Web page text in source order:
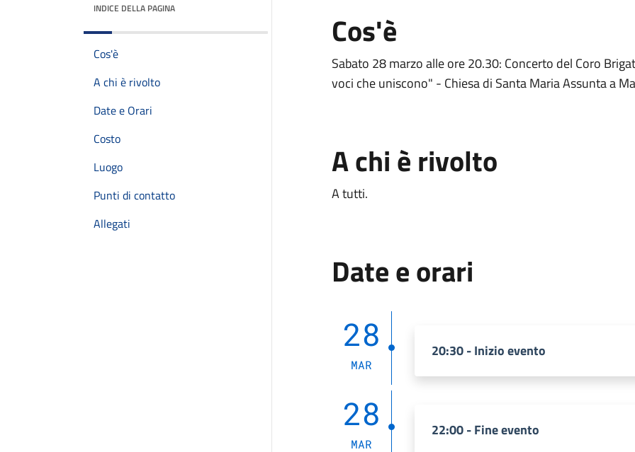
INDICE DELLA PAGINA
Cos'è
A chi è rivolto
Date e Orari
Costo
Luogo
Punti di contatto
Allegati
Cos'è
Sabato 28 marzo alle ore 20.30: Concerto del Coro
voci che uniscono" - Chiesa di Santa Maria Assunta a
A chi è rivolto
A tutti.
Date e orari
28
MAR
20:30 - Inizio evento
28
MAR
22:00 - Fine evento